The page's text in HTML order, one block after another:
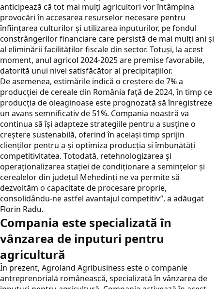
anticipează că tot mai mulți agricultori vor întâmpina
provocări în accesarea resurselor necesare pentru
înființarea culturilor și utilizarea inputurilor, pe fondul
constrângerilor financiare care persistă de mai mulți ani și
al eliminării facilităților fiscale din sector. Totuși, la acest
moment, anul agricol 2024-2025 are premise favorabile,
datorită unui nivel satisfăcător al precipitațiilor.
De asemenea, estimările indică o creștere de 7% a
producției de cereale din România față de 2024, în timp ce
producția de oleaginoase este prognozată să înregistreze
un avans semnificativ de 51%. Compania noastră va
continua să își adapteze strategiile pentru a susține o
creștere sustenabilă, oferind în același timp sprijin
clienților pentru a-și optimiza producția și îmbunătăți
competitivitatea. Totodată, retehnologizarea și
operaționalizarea stației de condiționare a semințelor și
cerealelor din județul Mehedinți ne va permite să
dezvoltăm o capacitate de procesare proprie,
consolidându-ne astfel avantajul competitiv”, a adăugat
Florin Radu.
Compania este specializată în
vânzarea de inputuri pentru
agricultură
În prezent, Agroland Agribusiness este o companie
antreprenorială românească, specializată în vânzarea de